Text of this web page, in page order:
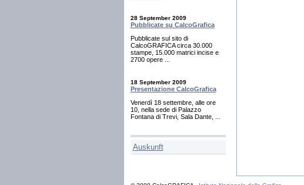
28 September 2009
Pubblicate su CalcoGrafica
Pubblicate sul sito di
CalcoGRAFICA circa 30.000
stampe, 15.000 matrici incise e
2700 opere ...
18 September 2009
Presentazione CalcoGrafica
Venerdì 18 settembre, alle ore
10, nella sede di Palazzo
Fontana di Trevi, Sala Dante, ...
Auskunft